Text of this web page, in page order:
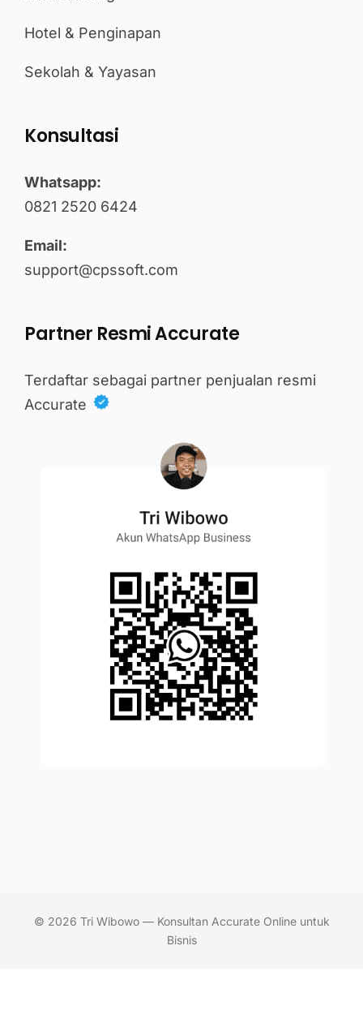
Hotel & Penginapan
Sekolah & Yayasan
Konsultasi
Whatsapp:
0821 2520 6424
Email:
support@cpssoft.com
Partner Resmi Accurate
Terdaftar sebagai partner penjualan resmi
Accurate
© 2026 Tri Wibowo — Konsultan Accurate Online untuk
Bisnis